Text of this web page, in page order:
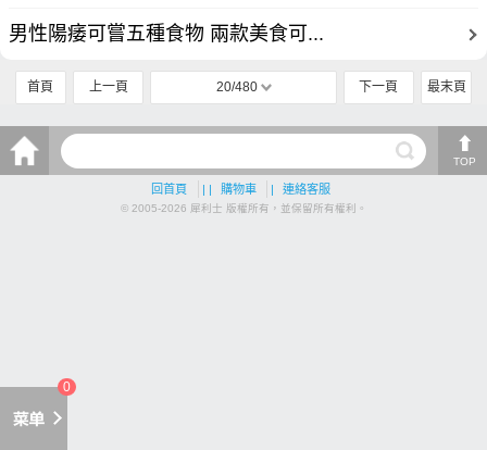
男性陽痿可嘗五種食物 兩款美食可...
首頁 上一頁 20/480 下一頁 最末頁
TOP
回首頁 | | 購物車 | 連絡客服
© 2005-2026 犀利士 版權所有，並保留所有權利。
0